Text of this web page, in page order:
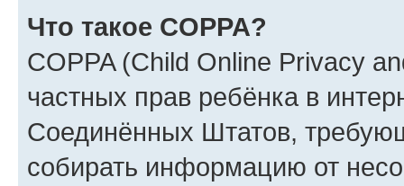
Что такое COPPA?
COPPA (Child Online Privacy
частных прав ребёнка в
Соединённых Штатов,
собирать информацию от